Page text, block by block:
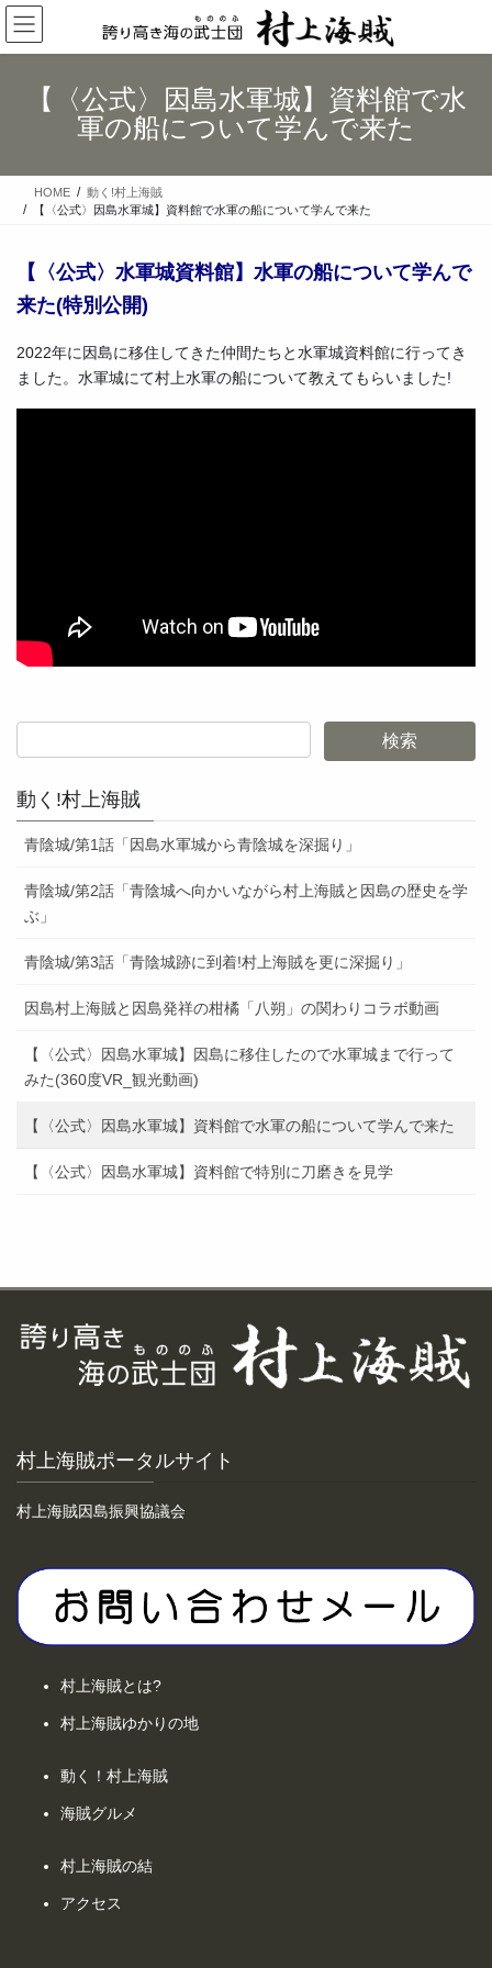
コ
ン
テ
ナ
ビ
ゲ
【〈公式〉因島水軍城】資料館で水
軍の船について学んで来た
HOME
動く!村上海賊
【〈公式〉因島水軍城】資料館で水軍の船について学んで来た
【〈公式〉水軍城資料館】水軍の船について学んで
来た(特別公開)
2022年に因島に移住してきた仲間たちと水軍城資料館に行ってき
ました。水軍城にて村上水軍の船について教えてもらいました!
動く!村上海賊
青陰城/第1話「因島水軍城から青陰城を深掘り」
青陰城/第2話「青陰城へ向かいながら村上海賊と因島の歴史を学
ぶ」
青陰城/第3話「青陰城跡に到着!村上海賊を更に深掘り」
因島村上海賊と因島発祥の柑橘「八朔」の関わりコラボ動画
【〈公式〉因島水軍城】因島に移住したので水軍城まで行って
みた(360度VR_観光動画)
【〈公式〉因島水軍城】資料館で水軍の船について学んで来た
【〈公式〉因島水軍城】資料館で特別に刀磨きを見学
村上海賊ポータルサイト
村上海賊因島振興協議会
村上海賊とは?
村上海賊ゆかりの地
動く！村上海賊
海賊グルメ
村上海賊の結
アクセス